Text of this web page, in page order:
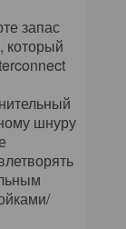
запас
который
шнуру